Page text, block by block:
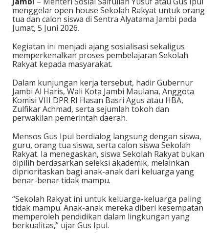
menggelar open house Sekolah Rakyat untuk orang
tua dan calon siswa di Sentra Alyatama Jambi pada
Jumat, 5 Juni 2026.
Kegiatan ini menjadi ajang sosialisasi sekaligus
memperkenalkan proses pembelajaran Sekolah
Rakyat kepada masyarakat.
Dalam kunjungan kerja tersebut, hadir Gubernur
Jambi Al Haris, Wali Kota Jambi Maulana, Anggota
Komisi VIII DPR RI Hasan Basri Agus atau HBA,
Zulfikar Achmad, serta sejumlah tokoh dan
perwakilan pemerintah daerah.
Mensos Gus Ipul berdialog langsung dengan siswa,
guru, orang tua siswa, serta calon siswa Sekolah
Rakyat. Ia menegaskan, siswa Sekolah Rakyat bukan
dipilih berdasarkan seleksi akademik, melainkan
diprioritaskan bagi anak-anak dari keluarga yang
benar-benar tidak mampu.
“Sekolah Rakyat ini untuk keluarga-keluarga paling
tidak mampu. Anak-anak mereka diberi kesempatan
memperoleh pendidikan dalam lingkungan yang
berkualitas,” ujar Gus Ipul.